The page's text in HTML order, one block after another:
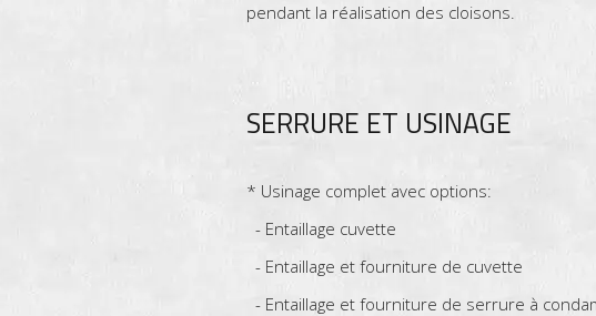
pendant la réalisation des cloisons.
SERRURE ET USINAGE
* Usinage complet avec options:
- Entaillage cuvette
- Entaillage et fourniture de cuvette
- Entaillage et fourniture de serrure à